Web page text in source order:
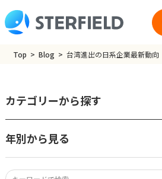
Top Blog 台湾進出の日系企業最新動向
カテゴリーから探す
年別から見る